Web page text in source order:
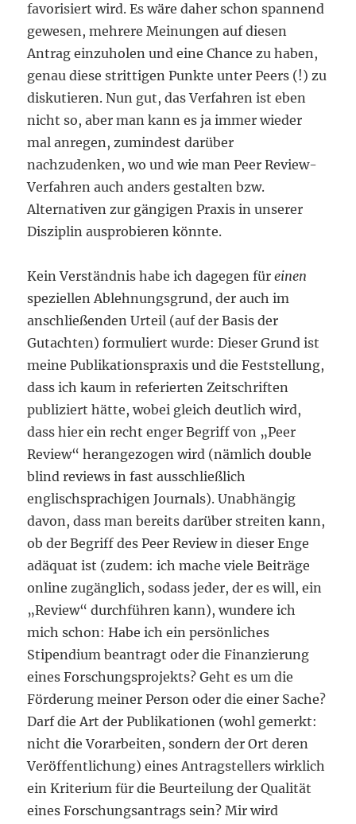
favorisiert wird. Es wäre daher schon spannend
gewesen, mehrere Meinungen auf diesen
Antrag einzuholen und eine Chance zu haben,
genau diese strittigen Punkte unter Peers (!) zu
diskutieren. Nun gut, das Verfahren ist eben
nicht so, aber man kann es ja immer wieder
mal anregen, zumindest darüber
nachzudenken, wo und wie man Peer Review-
Verfahren auch anders gestalten bzw.
Alternativen zur gängigen Praxis in unserer
Disziplin ausprobieren könnte.
Kein Verständnis habe ich dagegen füreinen
speziellen Ablehnungsgrund, der auch im
anschließenden Urteil (auf der Basis der
Gutachten) formuliert wurde: Dieser Grund ist
meine Publikationspraxis und die Feststellung,
dass ich kaum in referierten Zeitschriften
publiziert hätte, wobei gleich deutlich wird,
dass hier ein recht enger Begriff von „Peer
Review“ herangezogen wird (nämlich double
blind reviews in fast ausschließlich
englischsprachigen Journals). Unabhängig
davon, dass man bereits darüber streiten kann,
ob der Begriff des Peer Review in dieser Enge
adäquat ist (zudem: ich mache viele Beiträge
online zugänglich, sodass jeder, der es will, ein
„Review“ durchführen kann), wundere ich
mich schon: Habe ich ein persönliches
Stipendium beantragt oder die Finanzierung
eines Forschungsprojekts? Geht es um die
Förderung meiner Person oder die einer Sache?
Darf die Art der Publikationen (wohl gemerkt:
nicht die Vorarbeiten, sondern der Ort deren
Veröffentlichung) eines Antragstellers wirklich
ein Kriterium für die Beurteilung der Qualität
eines Forschungsantrags sein? Mir wird